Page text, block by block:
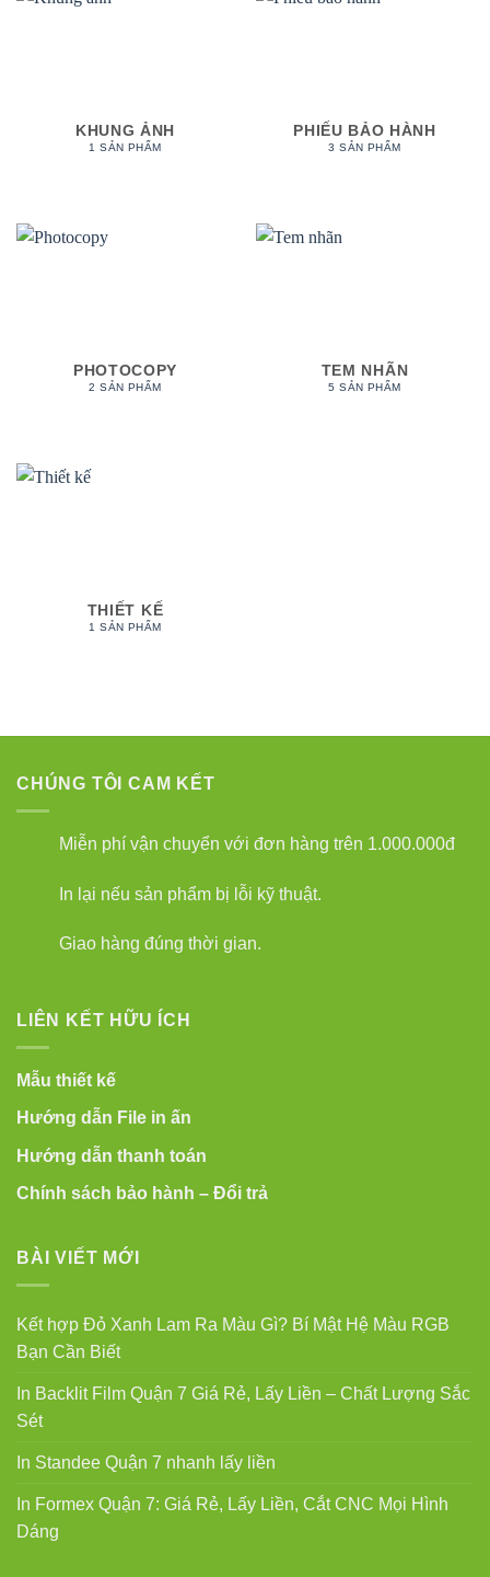
KHUNG ẢNH
1 SẢN PHẨM
PHIẾU BẢO HÀNH
3 SẢN PHẨM
PHOTOCOPY
2 SẢN PHẨM
TEM NHÃN
5 SẢN PHẨM
THIẾT KẾ
1 SẢN PHẨM
CHÚNG TÔI CAM KẾT
Miễn phí vận chuyển với đơn hàng trên 1.000.000đ
In lại nếu sản phẩm bị lỗi kỹ thuật.
Giao hàng đúng thời gian.
LIÊN KẾT HỮU ÍCH
Mẫu thiết kế
Hướng dẫn File in ấn
Hướng dẫn thanh toán
Chính sách bảo hành – Đổi trả
BÀI VIẾT MỚI
Kết hợp Đỏ Xanh Lam Ra Màu Gì? Bí Mật Hệ Màu RGB
Bạn Cần Biết
In Backlit Film Quận 7 Giá Rẻ, Lấy Liền – Chất Lượng Sắc
Sét
In Standee Quận 7 nhanh lấy liền
In Formex Quận 7: Giá Rẻ, Lấy Liền, Cắt CNC Mọi Hình
Dáng